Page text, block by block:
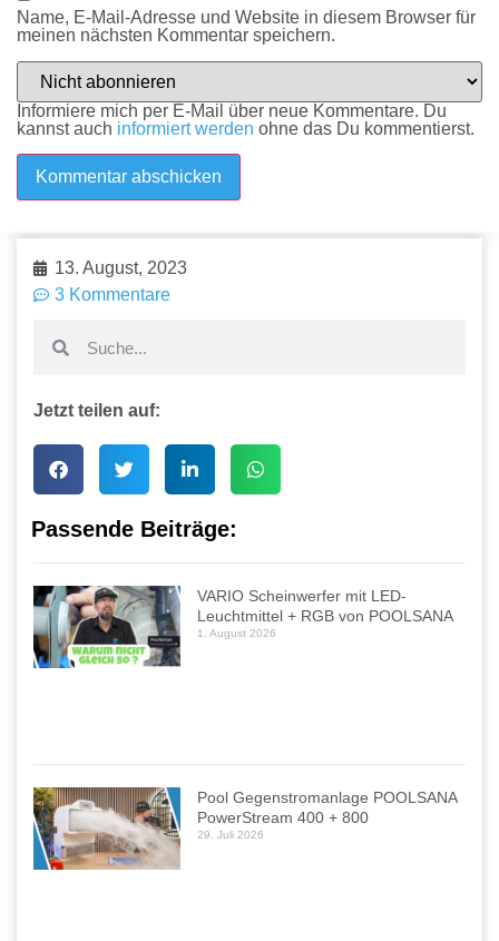
Name, E-Mail-Adresse und Website in diesem Browser für
meinen nächsten Kommentar speichern.
Informiere mich per E-Mail über neue Kommentare. Du
kannst auch informiert werden ohne das Du kommentierst.
13. August, 2023
3 Kommentare
Jetzt teilen auf:
Passende Beiträge:
VARIO Scheinwerfer mit LED-
Leuchtmittel + RGB von POOLSANA
1. August 2026
Pool Gegenstromanlage POOLSANA
PowerStream 400 + 800
29. Juli 2026